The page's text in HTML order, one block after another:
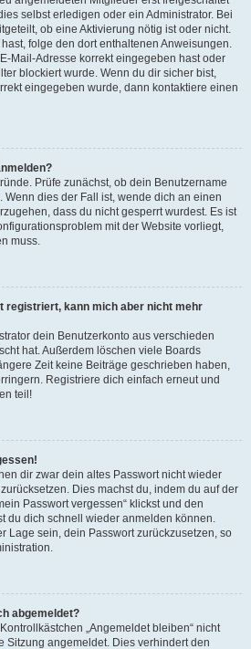
selbst erledigen oder ein Administrator. Bei
ob eine Aktivierung nötig ist oder nicht.
folge den dort enthaltenen Anweisungen.
Mail-Adresse korrekt eingegeben hast oder
blockiert wurde. Wenn du dir sicher bist,
eingegeben wurde, dann kontaktiere einen
Prüfe zunächst, ob dein Benutzername
dies der Fall ist, wende dich an einen
dass du nicht gesperrt wurdest. Es ist
mit der Website vorliegt,
muss.
registriert, kann mich aber nicht mehr
dein Benutzerkonto aus verschieden
hat. Außerdem löschen viele Boards
Zeit keine Beiträge geschrieben haben,
Registriere dich einfach erneut und
teil!
dir zwar dein altes Passwort nicht wieder
Dies machst du, indem du auf der
Passwort vergessen“ klickst und den
du dich schnell wieder anmelden können.
Lage sein, dein Passwort zurückzusetzen, so
abgemeldet?
„Angemeldet bleiben“ nicht
Sitzung angemeldet. Dies verhindert den